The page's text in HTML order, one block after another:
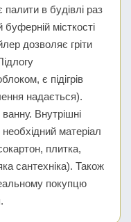
в будівлі раз
місткості
дозволяє гріти
є підігрів
надається).
Внутрішні
матеріал
плитка,
сантехніка). Також
покупцю